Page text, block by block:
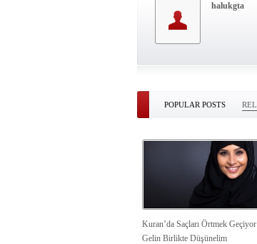
halukgta
POPULAR POSTS
Kuran’da Saçları Örtmek
Gelin Birlikte Düşünelim